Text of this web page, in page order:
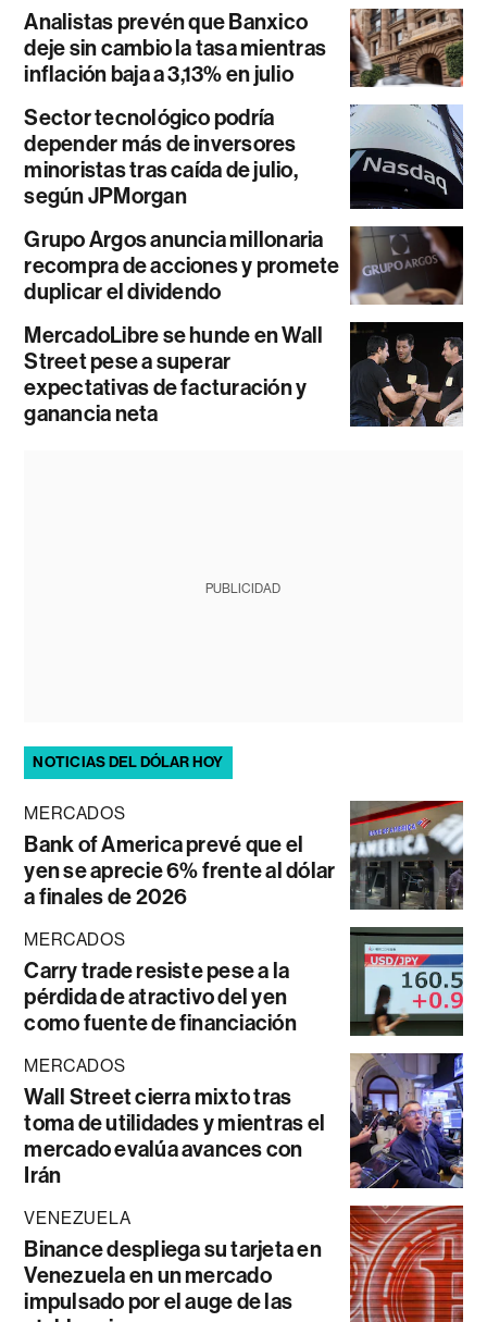
Analistas prevén que Banxico
deje sin cambio la tasa mientras
inflación baja a 3,13% en julio
Sector tecnológico podría
depender más de inversores
minoristas tras caída de julio,
según JPMorgan
Grupo Argos anuncia millonaria
recompra de acciones y promete
duplicar el dividendo
MercadoLibre se hunde en Wall
Street pese a superar
expectativas de facturación y
ganancia neta
PUBLICIDAD
NOTICIAS DEL DÓLAR HOY
MERCADOS
Bank of America prevé que el
yen se aprecie 6% frente al dólar
a finales de 2026
MERCADOS
Carry trade resiste pese a la
pérdida de atractivo del yen
como fuente de financiación
MERCADOS
Wall Street cierra mixto tras
toma de utilidades y mientras el
mercado evalúa avances con
Irán
VENEZUELA
Binance despliega su tarjeta en
Venezuela en un mercado
impulsado por el auge de las